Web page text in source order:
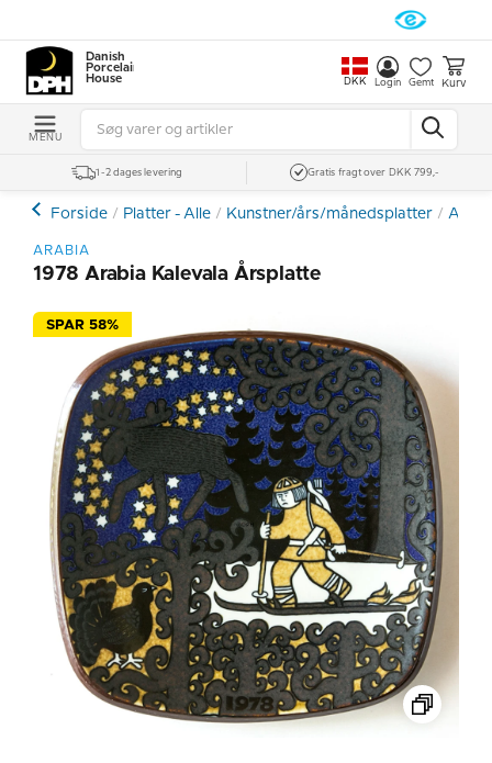
Danish
Porcelain
House
DKK Login Gemt Kurv
MENU
1-2 dages levering Gratis fragt over DKK 799,-
Forside Platter - Alle Kunstner/års/månedsplatter
ARABIA
1978 Arabia Kalevala Årsplatte
SPAR 58%